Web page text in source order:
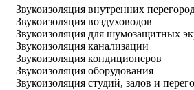
Звукоизоляция внутренних
Звукоизоляция воздуховодов
Звукоизоляция для шумозащитных
Звукоизоляция канализации
Звукоизоляция кондиционеров
Звукоизоляция оборудования
Звукоизоляция студий, залов и